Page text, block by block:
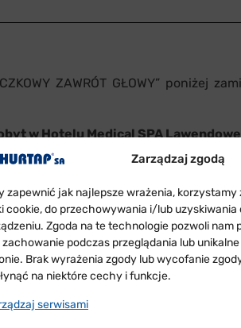
Zarządzaj zgodą
zapewnić jak najlepsze wrażenia,
cookie, do przechowywania i/lub
Zgoda na te technologie pozwoli nam
zachowanie podczas przeglądania lub
Brak wyrażenia zgody lub wycofanie
na niektóre cechy i funkcje.
serwisami
ZAWRÓT GŁOWY” poniżej
w Hotelu Medical SPA
2011, Włochy
– właściele
Hiszpania
– właściele
13752, 13786, 13992, 14005,
kubeczków o numerach: 12066,
12599, 12695, 12719, 12739,